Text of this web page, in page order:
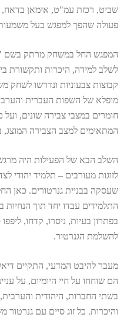
שביט, רכזת עמ"ט, אימאן בדאח,
פעולה שהפך למפגש בעל
המפגש החל במשחק מרתק בשם
לשלב למידה, היכרות ותקשורת
קבוצות צבעוניות ונדרשו
מופלא של השפות העברית
חומרים במצבי צבירה שונים, ועל
המתאימים למצב הצבירה
השלב הבא של הפעילות היה
לזוגות מעורבים – תלמיד יהודי
שעסקה בבניית גנרטורים. כאן
התלמידים עבדו יחד תוך
בפתרון בעיות, ניסרו, קדחו,
להשלמת הגנרטור.
מעבר להיבט המדעי, התקיים
הם שוחחו על חיי היומיום, על
בשתי החברות, היהודית
והיכרות. כל זוג סיים עם